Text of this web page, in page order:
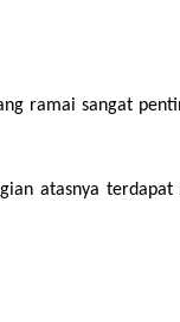
ramai sangat
atasnya